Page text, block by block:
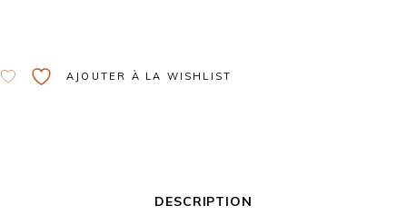
AJOUTER À LA WISHLIST
DESCRIPTION